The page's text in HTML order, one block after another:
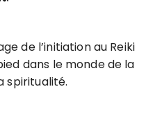
de l’initiation au Reiki
dans le monde de la
spiritualité.